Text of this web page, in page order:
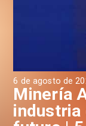
6 de agosto de
Minería
industria